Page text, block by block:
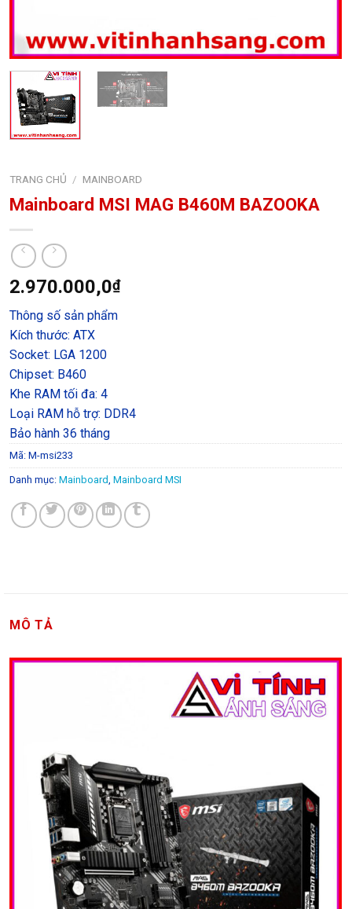
TRANG CHỦ / MAINBOARD
Mainboard MSI MAG B460M BAZOOKA
2.970.000,0₫
Thông số sản phẩm
Kích thước: ATX
Socket: LGA 1200
Chipset: B460
Khe RAM tối đa: 4
Loại RAM hỗ trợ: DDR4
Bảo hành 36 tháng
Mã: M-msi233
Danh mục: Mainboard Mainboard MSI
MÔ TẢ